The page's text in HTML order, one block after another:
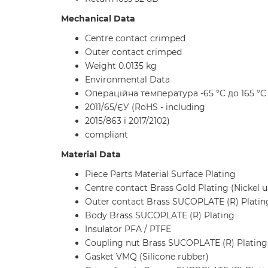
Mechanical Data
Centre contact crimped
Outer contact crimped
Weight 0.0135 kg
Environmental Data
Операційна температура -65 °C до 165 °C
2011/65/ЄУ (RoHS - including
2015/863 і 2017/2102)
compliant
Material Data
Piece Parts Material Surface Plating
Centre contact Brass Gold Plating (Nickel
Outer contact Brass SUCOPLATE (R)
Body Brass SUCOPLATE (R) Plating
Insulator PFA / PTFE
Coupling nut Brass SUCOPLATE (R) Plating
Gasket VMQ (Silicone rubber)